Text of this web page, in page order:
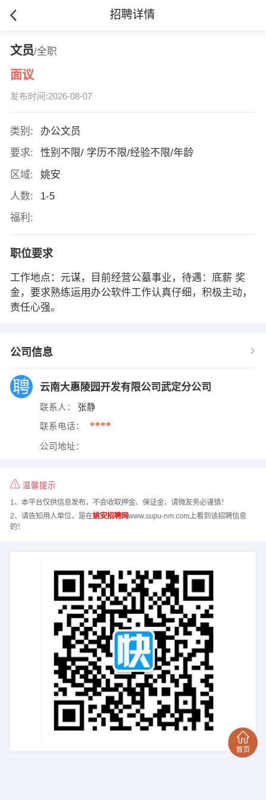
招聘详情
文员/全职
面议
发布时间:2026-08-07
类别:
办公文员
要求:
性别不限/ 学历不限/经验不限/年龄
区域:
姚安
人数:
1-5
福利:
职位要求
工作地点：元谋，目前经营公墓事业，待遇：底薪 奖
金，要求熟练运用办公软件工作认真仔细，积极主动，
责任心强。
公司信息
云南大惠陵园开发有限公司武定分公司
联系人： 张静
联系电话： ****
公司地址：
温馨提示
1、本平台仅供信息发布，不会收取押金、保证金，请微友务必谨慎！
2、请告知用人单位，是在姚安招聘网www.supu-nm.com上看到该招聘信息
的！